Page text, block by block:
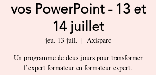
vos PowerPoint - 13 et
14 juillet
jeu. 13 juil.
  |
Axisparc
Un programme de deux jours pour transformer
l’expert formateur en formateur expert.